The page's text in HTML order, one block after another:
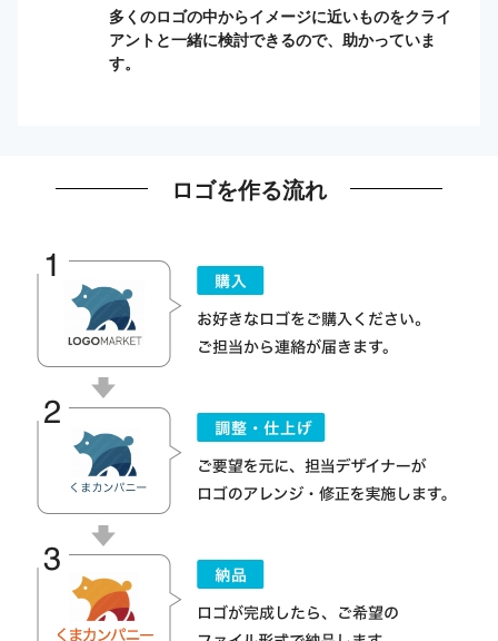
多くのロゴの中からイメージに近いものをクライ
アントと一緒に検討できるので、助かっていま
す。
ロゴを作る流れ